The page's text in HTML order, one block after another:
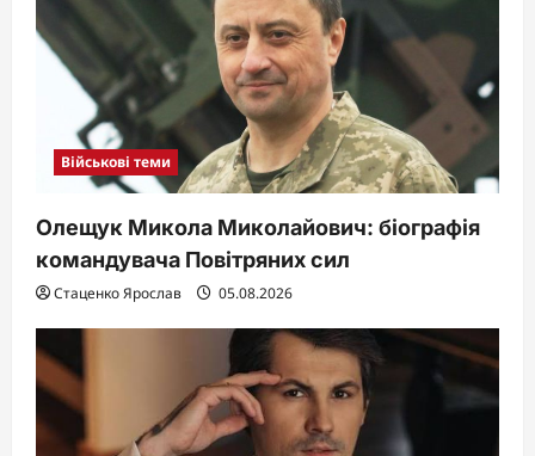
Військові теми
Олещук Микола Миколайович: біографія
командувача Повітряних сил
Стаценко Ярослав 05.08.2026